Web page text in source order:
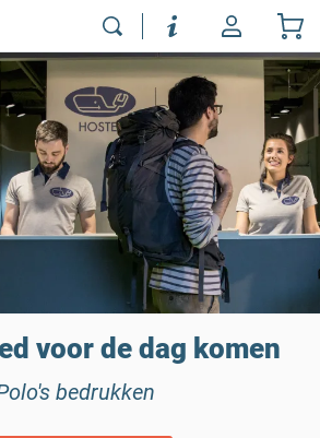
voor de dag komen
bedrukken